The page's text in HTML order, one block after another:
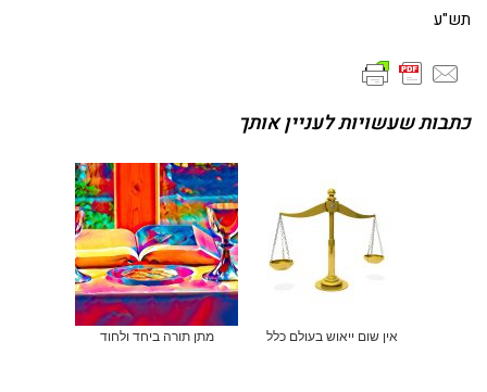
תש"ע
כתבות שעשויות לעניין אותך
אין שום ייאוש בעולם כלל מתן תורה ביחד ולחוד